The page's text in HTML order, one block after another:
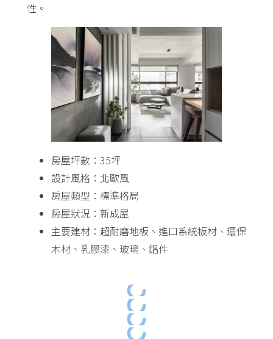
性。
房屋坪數：35坪
設計風格：北歐風
房屋類型：標準格局
房屋狀況：新成屋
主要建材：超耐磨地板、進口系統板材、環保
木材、乳膠漆、玻璃、鋁件